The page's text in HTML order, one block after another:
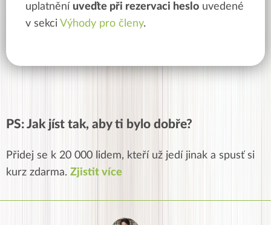
uplatnění uveďte při rezervaci heslo uvedené
v sekci Výhody pro členy.
PS: Jak jíst tak, aby ti bylo dobře?
Přidej se k 20 000 lidem, kteří už jedí jinak a spusť si
kurz zdarma. Zjistit více